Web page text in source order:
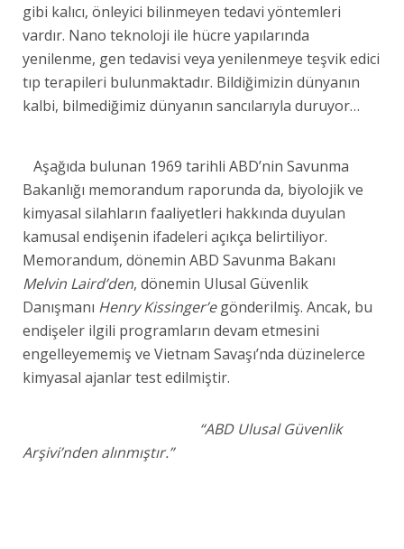
gibi kalıcı, önleyici bilinmeyen tedavi yöntemleri
vardır. Nano teknoloji ile hücre yapılarında
yenilenme, gen tedavisi veya yenilenmeye teşvik edici
tıp terapileri bulunmaktadır. Bildiğimizin dünyanın
kalbi, bilmediğimiz dünyanın sancılarıyla duruyor…
Aşağıda bulunan 1969 tarihli ABD’nin Savunma
Bakanlığı memorandum raporunda da, biyolojik ve
kimyasal silahların faaliyetleri hakkında duyulan
kamusal endişenin ifadeleri açıkça belirtiliyor.
Memorandum, dönemin ABD Savunma Bakanı
Melvin Laird’den, dönemin Ulusal Güvenlik
Danışmanı Henry Kissinger’egönderilmiş. Ancak, bu
endişeler ilgili programların devam etmesini
engelleyememiş ve Vietnam Savaşı’nda düzinelerce
kimyasal ajanlar test edilmiştir.
“ABD Ulusal Güvenlik
Arşivi’nden alınmıştır.”